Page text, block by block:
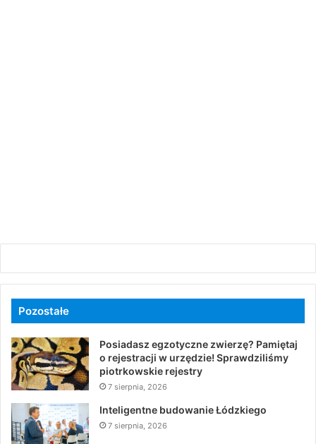
Pozostałe
Posiadasz egzotyczne zwierzę? Pamiętaj
o rejestracji w urzędzie! Sprawdziliśmy
piotrkowskie rejestry
7 sierpnia, 2026
Inteligentne budowanie Łódzkiego
7 sierpnia, 2026